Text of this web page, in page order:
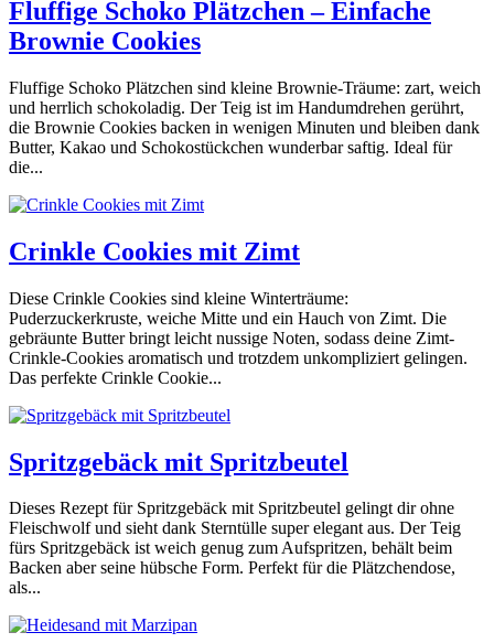
Fluffige Schoko Plätzchen – Einfache
Brownie Cookies
Fluffige Schoko Plätzchen sind kleine Brownie-Träume: zart, weich
und herrlich schokoladig. Der Teig ist im Handumdrehen gerührt,
die Brownie Cookies backen in wenigen Minuten und bleiben dank
Butter, Kakao und Schokostückchen wunderbar saftig. Ideal für
die...
Crinkle Cookies mit Zimt
Diese Crinkle Cookies sind kleine Winterträume:
Puderzuckerkruste, weiche Mitte und ein Hauch von Zimt. Die
gebräunte Butter bringt leicht nussige Noten, sodass deine Zimt-
Crinkle-Cookies aromatisch und trotzdem unkompliziert gelingen.
Das perfekte Crinkle Cookie...
Spritzgebäck mit Spritzbeutel
Dieses Rezept für Spritzgebäck mit Spritzbeutel gelingt dir ohne
Fleischwolf und sieht dank Sterntülle super elegant aus. Der Teig
fürs Spritzgebäck ist weich genug zum Aufspritzen, behält beim
Backen aber seine hübsche Form. Perfekt für die Plätzchendose,
als...